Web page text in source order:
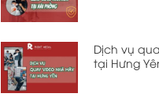
Dịch vụ
tại Hưng